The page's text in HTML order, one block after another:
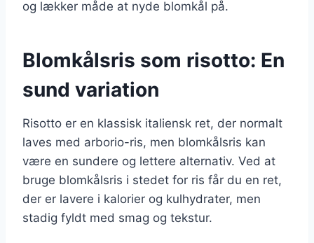
og lækker måde at nyde blomkål på.
Blomkålsris som risotto: En
sund variation
Risotto er en klassisk italiensk ret, der normalt
laves med arborio-ris, men blomkålsris kan
være en sundere og lettere alternativ. Ved at
bruge blomkålsris i stedet for ris får du en ret,
der er lavere i kalorier og kulhydrater, men
stadig fyldt med smag og tekstur.